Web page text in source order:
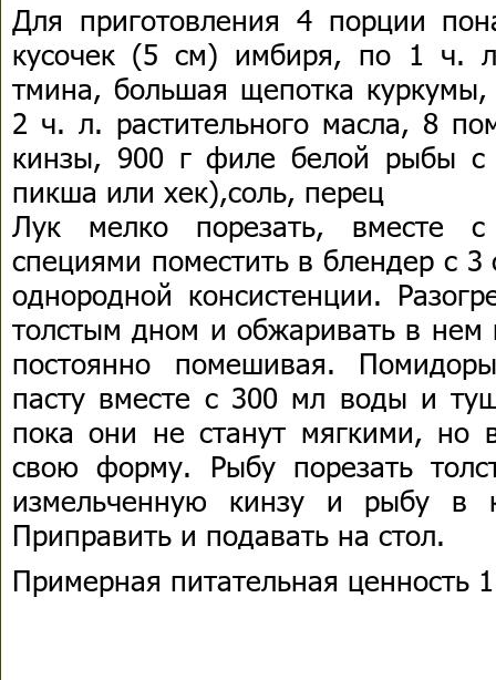
Для приготовления 4 порции
кусочек (5 см) имбиря, по 1 ч.
тмина, большая щепотка
2 ч. л. растительного масла, 8
кинзы, 900 г филе белой рыбы с
пикша или хек),соль, перец
Лук мелко порезать, вместе
специями поместить в блендер с
однородной консистенции.
толстым дном и обжаривать в нем
постоянно помешивая.
пасту вместе с 300 мл воды и
пока они не станут мягкими, но
свою форму. Рыбу порезать
измельченную кинзу и рыбу в
Приправить и подавать на стол.
Примерная питательная ценность